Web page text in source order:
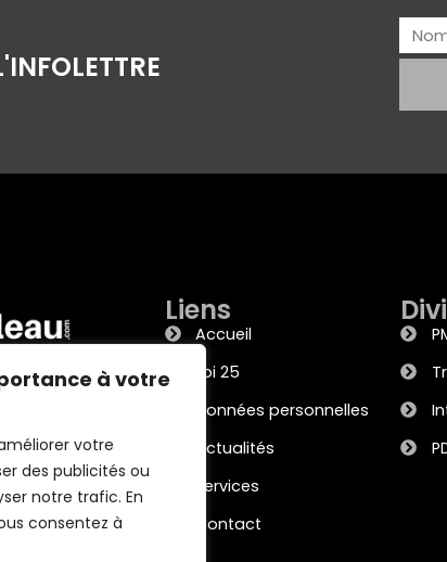
à votre
votre
des publicités ou
notre trafic. En
consentez à
Liens
Accueil
Loi 25
Données personnelles
Actualités
Services
Contact